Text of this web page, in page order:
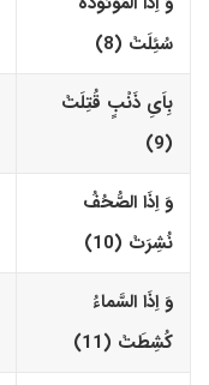
سُئِلَتْ (8)‏
بِاَیِ ذَنْبٍ قُتِلَتْ
(9)‏
وَ اِذَا الصُّحُفُ
نُشِرَتْ (10)‏
وَ اِذَا السَّماءُ
کُشِطَتْ (11)‏